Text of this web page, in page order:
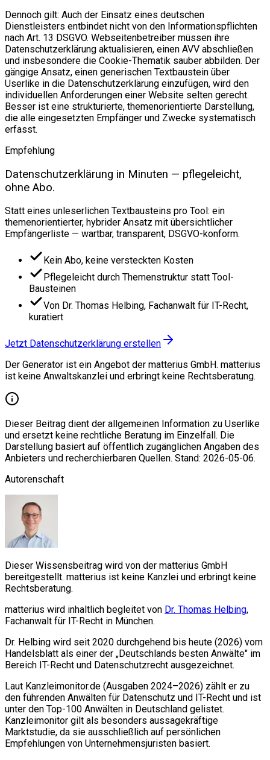
Dennoch gilt: Auch der Einsatz eines deutschen
Dienstleisters entbindet nicht von den Informationspflichten
nach Art. 13 DSGVO. Webseitenbetreiber müssen ihre
Datenschutzerklärung aktualisieren, einen AVV abschließen
und insbesondere die Cookie-Thematik sauber abbilden. Der
gängige Ansatz, einen generischen Textbaustein über
Userlike in die Datenschutzerklärung einzufügen, wird den
individuellen Anforderungen einer Website selten gerecht.
Besser ist eine strukturierte, themenorientierte Darstellung,
die alle eingesetzten Empfänger und Zwecke systematisch
erfasst.
Empfehlung
Datenschutzerklärung in Minuten — pflegeleicht,
ohne Abo.
Statt eines unleserlichen Textbausteins pro Tool: ein
themenorientierter, hybrider Ansatz mit übersichtlicher
Empfängerliste — wartbar, transparent, DSGVO-konform.
Kein Abo, keine versteckten Kosten
Pflegeleicht durch Themenstruktur statt Tool-
Bausteinen
Von Dr. Thomas Helbing, Fachanwalt für IT-Recht,
kuratiert
Jetzt Datenschutzerklärung erstellen
Der Generator ist ein Angebot der matterius GmbH. matterius
ist keine Anwaltskanzlei und erbringt keine Rechtsberatung.
Dieser Beitrag dient der allgemeinen Information zu Userlike
und ersetzt keine rechtliche Beratung im Einzelfall. Die
Darstellung basiert auf öffentlich zugänglichen Angaben des
Anbieters und recherchierbaren Quellen. Stand: 2026-05-06.
Autorenschaft
Dieser Wissensbeitrag wird von der matterius GmbH
bereitgestellt. matterius ist keine Kanzlei und erbringt keine
Rechtsberatung.
matterius wird inhaltlich begleitet von Dr. Thomas Helbing,
Fachanwalt für IT-Recht in München.
Dr. Helbing wird seit 2020 durchgehend bis heute (2026) vom
Handelsblatt als einer der „Deutschlands besten Anwälte" im
Bereich IT-Recht und Datenschutzrecht ausgezeichnet.
Laut Kanzleimonitor.de (Ausgaben 2024–2026) zählt er zu
den führenden Anwälten für Datenschutz und IT-Recht und ist
unter den Top-100 Anwälten in Deutschland gelistet.
Kanzleimonitor gilt als besonders aussagekräftige
Marktstudie, da sie ausschließlich auf persönlichen
Empfehlungen von Unternehmensjuristen basiert.